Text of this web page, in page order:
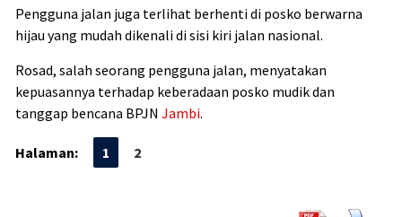
Pengguna jalan juga terlihat berhenti di posko berwarna
hijau yang mudah dikenali di sisi kiri jalan nasional.
Rosad, salah seorang pengguna jalan, menyatakan
kepuasannya terhadap keberadaan posko mudik dan
tanggap bencana BPJN Jambi.
Halaman: 1 2